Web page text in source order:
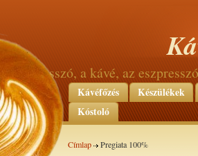
az eszpresszó, a kávé, az
Kávéfőzés
Készülékek
Kóstoló
Címlap Pregiata 100%